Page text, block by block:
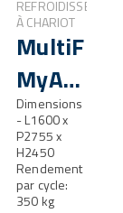
REFROIDISSEMENT
À CHARIOT
MyA
350.2
2T
Dimensions
- L1600 x
P2755 x
H2450
Rendement
par cycle:
350 kg